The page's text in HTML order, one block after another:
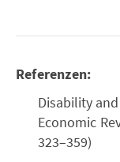
Referenzen:
Disability
Economic
323–359)